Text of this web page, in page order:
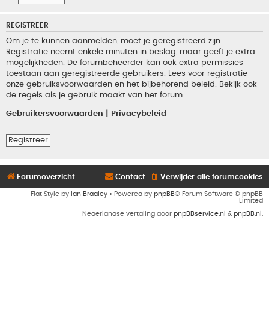
REGISTREER
Om je te kunnen aanmelden, moet je geregistreerd zijn.
Registratie neemt enkele minuten in beslag, maar geeft je extra
mogelijkheden. De forumbeheerder kan ook extra permissies
toestaan aan geregistreerde gebruikers. Lees voor registratie
onze gebruiksvoorwaarden en het bijbehorend beleid. Bekijk ook
de regels als je gebruik maakt van het forum.
Gebruikersvoorwaarden Privacybeleid
Registreer
Forumoverzicht Verwijder alle forumcookies
Contact
Flat Style by Ian Bradley • Powered by phpBB® Forum Software © phpBB
Limited
Nederlandse vertaling door phpBBservice.nl & phpBB.nl .